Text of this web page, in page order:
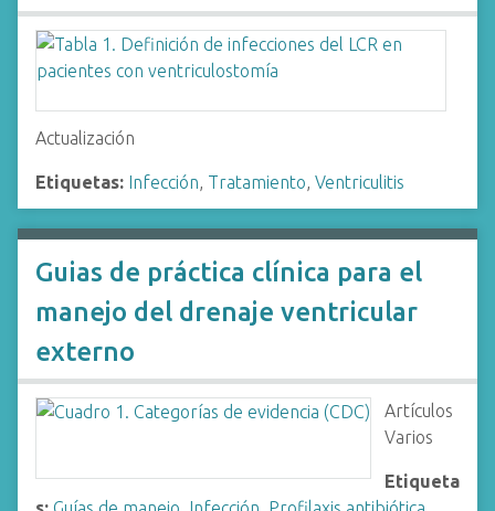
Actualización
Etiquetas: Infección, Tratamiento, Ventriculitis
Guias de práctica clínica para el
manejo del drenaje ventricular
externo
Artículos
Varios
Etiqueta